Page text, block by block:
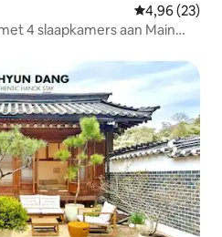
Gemiddelde
4,96 (23)
4 slaapkamers aan Main